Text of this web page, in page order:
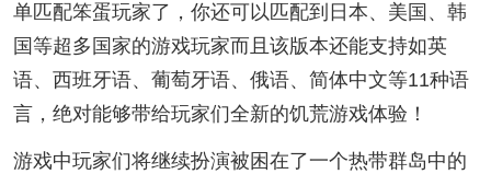
单匹配笨蛋玩家了，你还可以匹配到日本、美国、韩
国等超多国家的游戏玩家而且该版本还能支持如英
语、西班牙语、葡萄牙语、俄语、简体中文等11种语
言，绝对能够带给玩家们全新的饥荒游戏体验！
游戏中玩家们将继续扮演被困在了一个热带群岛中的